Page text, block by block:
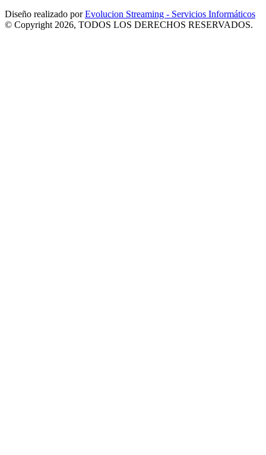
Diseño realizado porEvolucion Streaming - Servicios Informáticos
© Copyright 2026, TODOS LOS DERECHOS RESERVADOS.